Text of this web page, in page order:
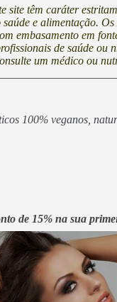
site têm caráter
e alimentação.
embasamento em
de saúde ou
um médico ou
100% veganos,
de 15% na sua